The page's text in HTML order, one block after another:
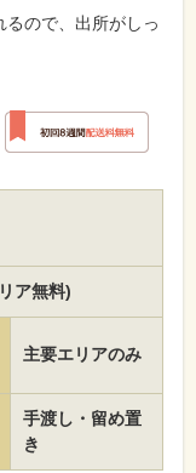
ので、出所がしっ
ア無料)
主要エリアのみ
手渡し・留め置
き